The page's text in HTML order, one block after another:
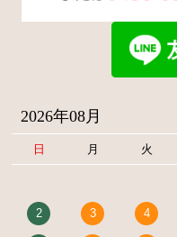
2026年08月
日 月 火
2 3 4